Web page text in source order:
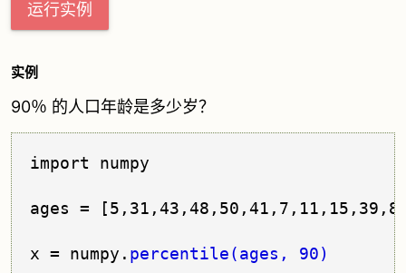
运行实例
实例
90％ 的人口年龄是多少岁？
import numpy
ages =
x = numpy. percentile(ages, 90)